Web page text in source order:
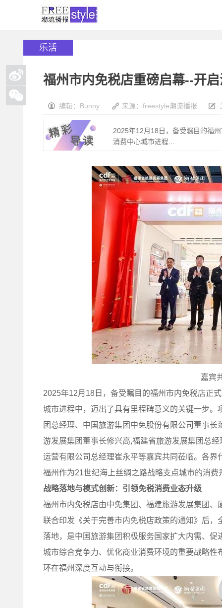
乐活
福州市内免税店重磅启幕--开
编辑：Bunny 来源：freestyle潮流播报
2025年12月18日，备受瞩目的福
消费中心城市进程...
嘉宾
2025年12月18日，备受瞩目的福州市内免税店正
城市进程中，迈出了具有里程碑意义的关键一步。
团总经理、中国旅游集团中免股份有限公司董事
游发展集团董事长修兴高,福建省旅游发展集团总
运营有限公司总经理崔永平等嘉宾共同莅临。各
福州作为21世纪海上丝绸之路战略支点城市的消费
战略落地与模式创新：引领免税消费业态升级
福州市内免税店由中免集团、福建旅游发展集团
联合印发《关于完善市内免税店政策的通知》后
落地，是中国旅游集团积极服务国家扩大内需、
城市综合竞争力、优化商业消费环境的重要战略
环在福州深度互动与衔接。